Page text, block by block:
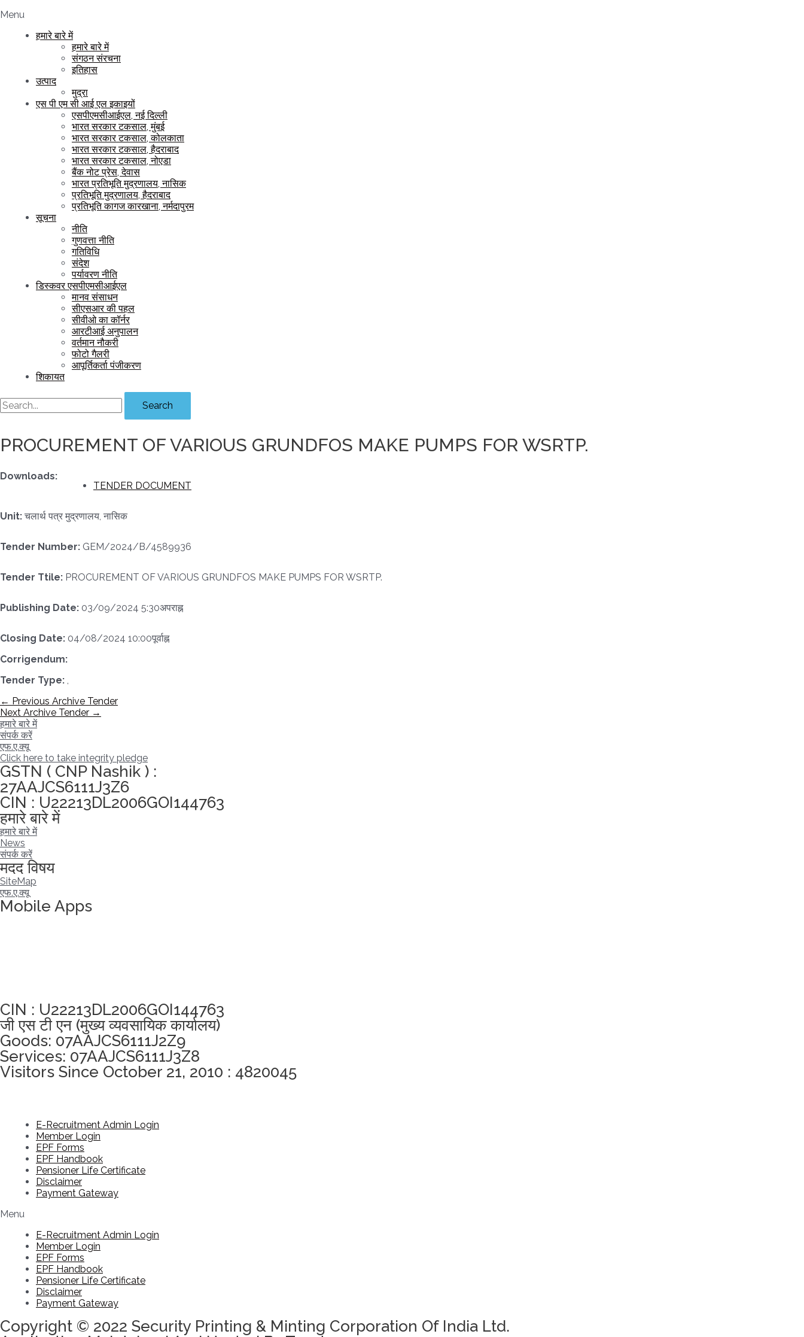
Menu
हमारे बारे में
हमारे बारे में
संगठन संरचना
इतिहास
उत्पाद
मुद्रा
एस पी एम सी आई एल इकाइयों
एसपीएमसीआईएल, नई दिल्ली
भारत सरकार टकसाल, मुंबई
भारत सरकार टकसाल, कोलकाता
भारत सरकार टकसाल, हैदराबाद
भारत सरकार टकसाल, नोएडा
बैंक नोट प्रेस, देवास
भारत प्रतिभूति मुद्रणालय, नासिक
प्रतिभूति मुद्रणालय, हैदराबाद
प्रतिभूति कागज कारखाना, नर्मदापुरम
सूचना
नीति
गुणवत्ता नीति
गतिविधि
संदेश
पर्यावरण नीति
डिस्कवर एसपीएमसीआईएल
मानव संसाधन
सीएसआर की पहल
सीवीओ का कॉर्नर
आरटीआई अनुपालन
वर्तमान नौकरी
फोटो गैलरी
आपूर्तिकर्ता पंजीकरण
शिकायत
Search
PROCUREMENT OF VARIOUS GRUNDFOS MAKE PUMPS FOR WSRTP.
Downloads:
TENDER DOCUMENT
Unit: चलार्थ पत्र मुद्रणालय, नासिक
Tender Number: GEM/2024/B/4589936
Tender Ttile: PROCUREMENT OF VARIOUS GRUNDFOS MAKE PUMPS FOR WSRTP.
Publishing Date: 03/09/2024 5:30अपराह्न
Closing Date: 04/08/2024 10:00पूर्वाह्न
Corrigendum:
Tender Type:
पोस्ट
नेविगेशन
← Previous Archive Tender
Next Archive Tender →
हमारे बारे में
संपर्क करें
एफ.ए.क्यू
Click here to take integrity pledge
GSTN ( CNP Nashik ) :
27AAJCS6111J3Z6
CIN : U22213DL2006GOI144763
हमारे बारे में
हमारे बारे में
News
संपर्क करें
मदद विषय
SiteMap
एफ.ए.क्यू
Mobile Apps
CIN : U22213DL2006GOI144763
जी एस टी एन (मुख्य व्यवसायिक कार्यालय)
Goods: 07AAJCS6111J2Z9
Services: 07AAJCS6111J3Z8
Visitors Since October 21, 2010 : 4820045
E-Recruitment Admin Login
Member Login
EPF Forms
EPF Handbook
Pensioner Life Certificate
Disclaimer
Payment Gateway
Menu
E-Recruitment Admin Login
Member Login
EPF Forms
EPF Handbook
Pensioner Life Certificate
Disclaimer
Payment Gateway
Copyright © 2022 Security Printing & Minting Corporation Of India Ltd.